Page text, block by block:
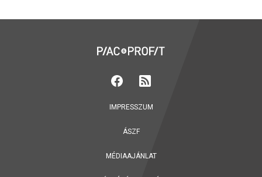
IMPRESSZUM
ÁSZF
MÉDIAAJÁNLAT